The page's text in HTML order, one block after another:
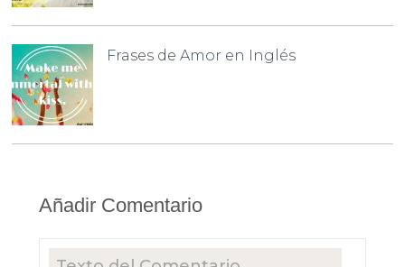
Frases de Amor en Inglés
Añadir Comentario